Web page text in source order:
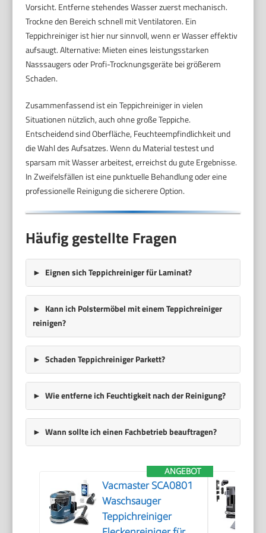
Vorsicht. Entferne stehendes Wasser zuerst mechanisch.
Trockne den Bereich schnell mit Ventilatoren. Ein
Teppichreiniger ist hier nur sinnvoll, wenn er Wasser effektiv
aufsaugt. Alternative: Mieten eines leistungsstarken
Nasssaugers oder Profi-Trocknungsgeräte bei größerem
Schaden.
Zusammenfassend ist ein Teppichreiniger in vielen
Situationen nützlich, auch ohne große Teppiche.
Entscheidend sind Oberfläche, Feuchteempfindlichkeit und
die Wahl des Aufsatzes. Wenn du Material testest und
sparsam mit Wasser arbeitest, erreichst du gute Ergebnisse.
In Zweifelsfällen ist eine punktuelle Behandlung oder eine
professionelle Reinigung die sicherere Option.
Häufig gestellte Fragen
Eignen sich Teppichreiniger für Laminat?
Kann ich Polstermöbel mit einem Teppichreiniger
reinigen?
Schaden Teppichreiniger Parkett?
Wie entferne ich Feuchtigkeit nach der Reinigung?
Wann sollte ich einen Fachbetrieb beauftragen?
ANGEBOT
Vacmaster SCA0801
Waschsauger
Teppichreiniger